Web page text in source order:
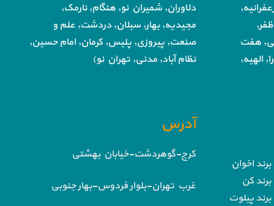
دلاوران, شمیران نو, هنگام, نارمک,
مجیدیه, بهار, سبلان, دردشت, علم و
صنعت, پیروزی, پلیس, کرمان, امام حسین,
نظام آباد, مدنی, تهران نو)
آدرس
کرج-گوهردشت-خیابان بهشتی
غرب تهران-بلوار فردوس-بهار جنوبی
هفت
الهیه,
اخوان
کن
پیلوت